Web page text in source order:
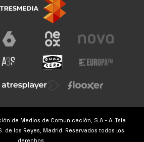
de Medios de Comunicación, S.A - A. Isla
de los Reyes, Madrid. Reservados todos los